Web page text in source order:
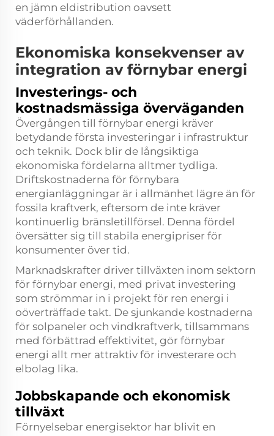
en jämn eldistribution oavsett
väderförhållanden.
Ekonomiska konsekvenser av
integration av förnybar energi
Investerings- och
kostnadsmässiga överväganden
Övergången till förnybar energi kräver
betydande första investeringar i infrastruktur
och teknik. Dock blir de långsiktiga
ekonomiska fördelarna alltmer tydliga.
Driftskostnaderna för förnybara
energianläggningar är i allmänhet lägre än för
fossila kraftverk, eftersom de inte kräver
kontinuerlig bränsletillförsel. Denna fördel
översätter sig till stabila energipriser för
konsumenter över tid.
Marknadskrafter driver tillväxten inom sektorn
för förnybar energi, med privat investering
som strömmar in i projekt för ren energi i
oöverträffade takt. De sjunkande kostnaderna
för solpaneler och vindkraftverk, tillsammans
med förbättrad effektivitet, gör förnybar
energi allt mer attraktiv för investerare och
elbolag lika.
Jobbskapande och ekonomisk
tillväxt
Förnyelsebar energisektor har blivit en